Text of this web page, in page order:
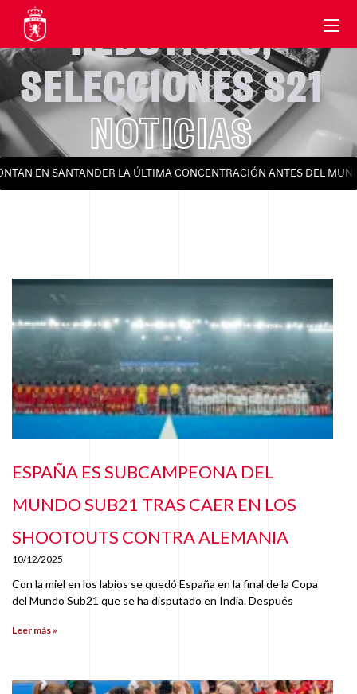
REDSTICKS,
SELECCIONES S21
NOTICIAS
EN SANTANDER LA ÚLTIMA CONCENTRACIÓN ANTES DEL
ESPAÑA ES SUBCAMPEONA DEL
MUNDO SUB21 TRAS CAER EN LOS
SHOOTOUTS CONTRA ALEMANIA
10/12/2025
Con la miel en los labios se quedó España en la final de la Copa
del Mundo Sub21 que se ha disputado en India. Después
Leer más »